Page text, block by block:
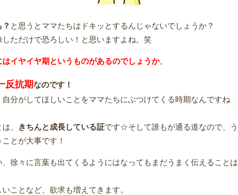
と思うとママたちはドキッとするんじゃないでしょうか？
ただけで恐ろしい！と思いますよね。笑
イヤイヤ期というものがあるのでしょうか。
反抗期なのです！
分がしてほしいことをママたちにぶつけてくる時期なんですね
、
きちんと成長している証です☆そして誰もが通る道なので、う
とが大事です！
徐々に言葉も出てくるようにはなってもまだうまく伝えることは
ことなど、欲求も増えてきます。